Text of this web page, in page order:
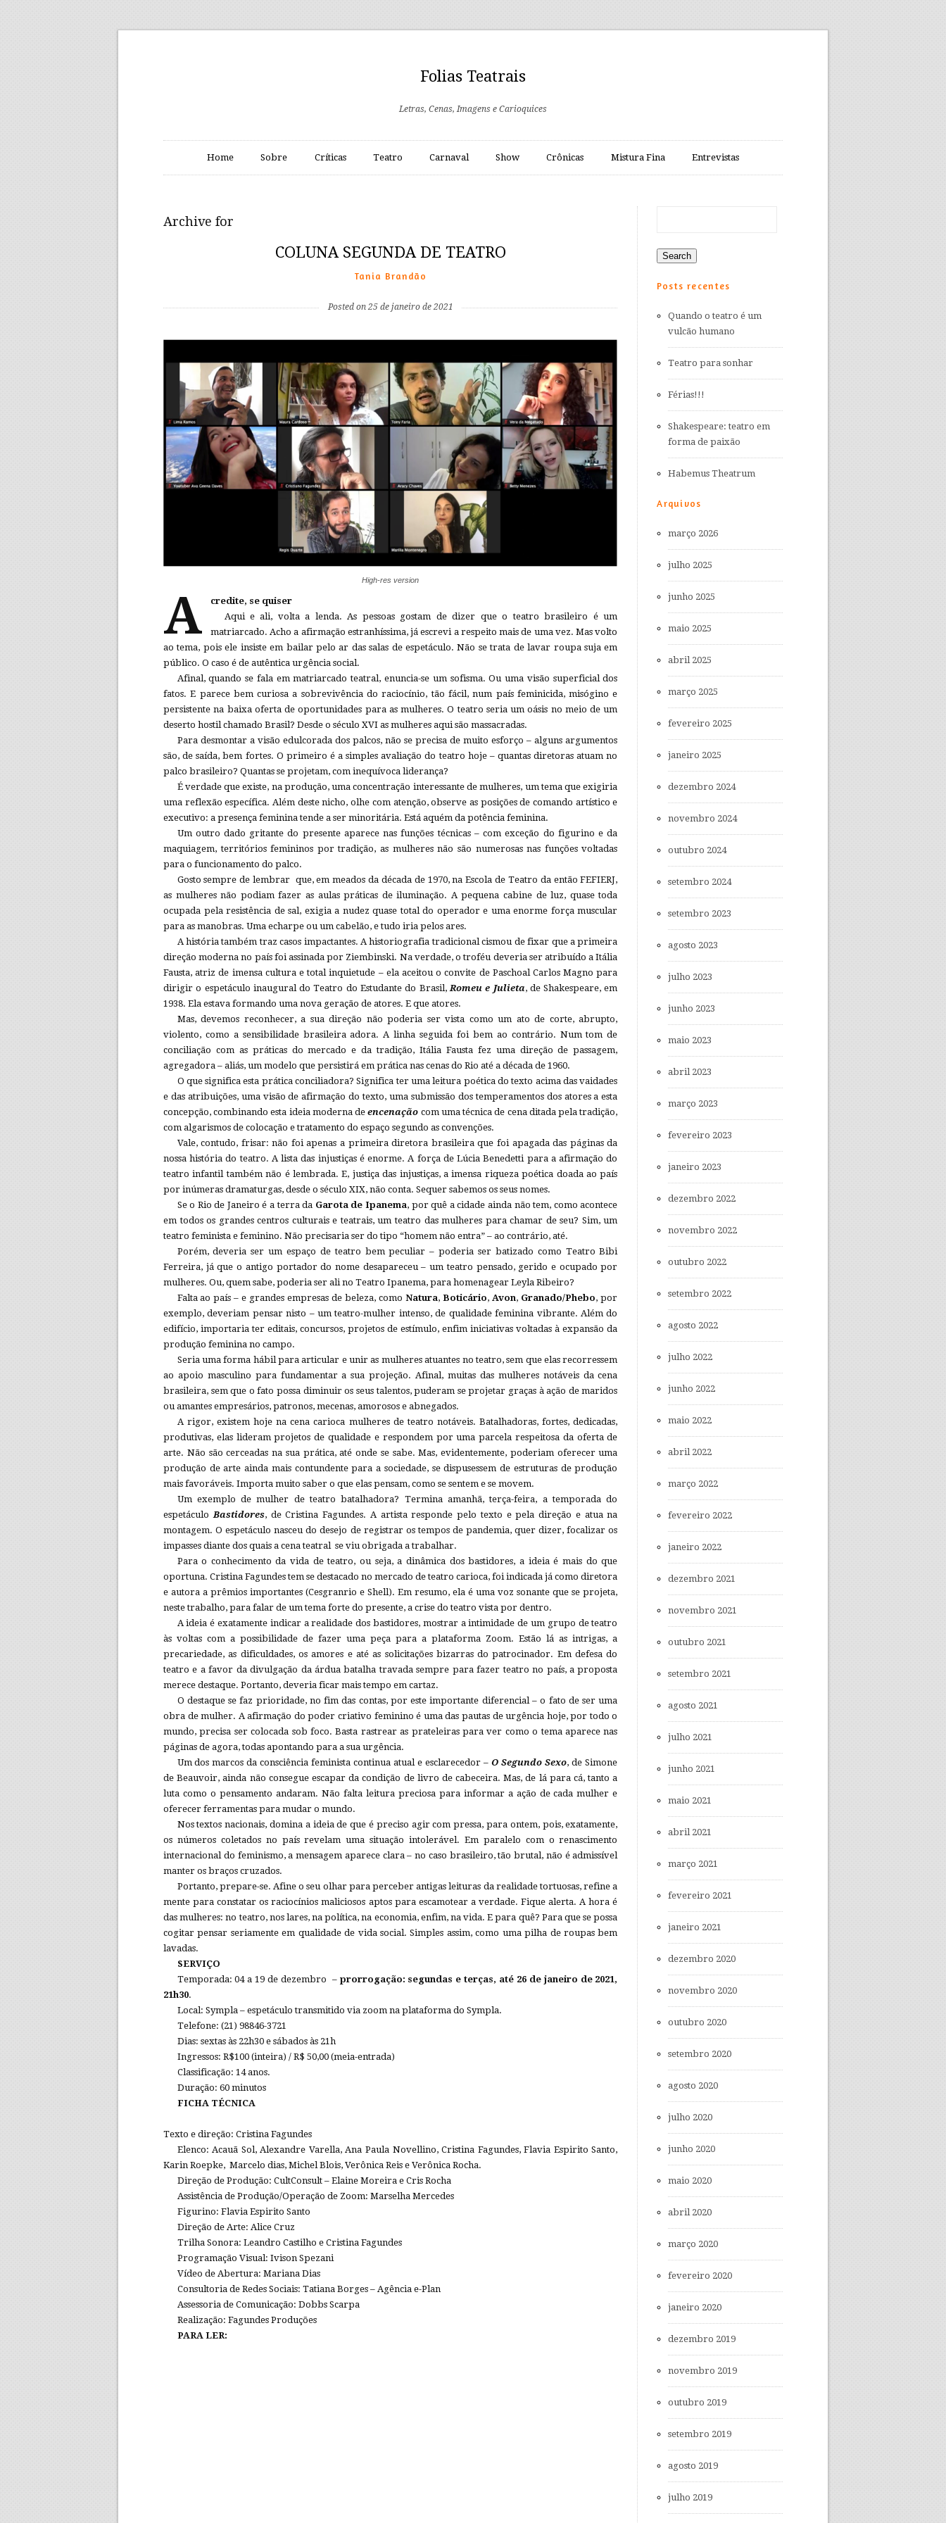
Folias Teatrais
Letras, Cenas, Imagens e Carioquices
Home Sobre Críticas Teatro Carnaval Show Crônicas Mistura Fina Entrevistas
Archive for
COLUNA SEGUNDA DE TEATRO
Tania Brandão
Posted on 25 de janeiro de 2021
High-res version
A
credite, se quiser
Aqui e ali, volta a lenda. As pessoas gostam de dizer que o teatro brasileiro é um
matriarcado. Acho a afirmação estranhíssima, já escrevi a respeito mais de uma vez. Mas volto
ao tema, pois ele insiste em bailar pelo ar das salas de espetáculo. Não se trata de lavar roupa suja em
público. O caso é de autêntica urgência social.
Afinal, quando se fala em matriarcado teatral, enuncia-se um sofisma. Ou uma visão superficial dos
fatos. E parece bem curiosa a sobrevivência do raciocínio, tão fácil, num país feminicida, misógino e
persistente na baixa oferta de oportunidades para as mulheres. O teatro seria um oásis no meio de um
deserto hostil chamado Brasil? Desde o século XVI as mulheres aqui são massacradas.
Para desmontar a visão edulcorada dos palcos, não se precisa de muito esforço – alguns argumentos
são, de saída, bem fortes. O primeiro é a simples avaliação do teatro hoje – quantas diretoras atuam no
palco brasileiro? Quantas se projetam, com inequívoca liderança?
É verdade que existe, na produção, uma concentração interessante de mulheres, um tema que exigiria
uma reflexão específica. Além deste nicho, olhe com atenção, observe as posições de comando artístico e
executivo: a presença feminina tende a ser minoritária. Está aquém da potência feminina.
Um outro dado gritante do presente aparece nas funções técnicas – com exceção do figurino e da
maquiagem, territórios femininos por tradição, as mulheres não são numerosas nas funções voltadas
para o funcionamento do palco.
Gosto sempre de lembrar que, em meados da década de 1970, na Escola de Teatro da então FEFIERJ,
as mulheres não podiam fazer as aulas práticas de iluminação. A pequena cabine de luz, quase toda
ocupada pela resistência de sal, exigia a nudez quase total do operador e uma enorme força muscular
para as manobras. Uma echarpe ou um cabelão, e tudo iria pelos ares.
A história também traz casos impactantes. A historiografia tradicional cismou de fixar que a primeira
direção moderna no país foi assinada por Ziembinski. Na verdade, o troféu deveria ser atribuído a Itália
Fausta, atriz de imensa cultura e total inquietude – ela aceitou o convite de Paschoal Carlos Magno para
dirigir o espetáculo inaugural do Teatro do Estudante do Brasil, Romeu e Julieta, de Shakespeare, em
1938. Ela estava formando uma nova geração de atores. E que atores.
Mas, devemos reconhecer, a sua direção não poderia ser vista como um ato de corte, abrupto,
violento, como a sensibilidade brasileira adora. A linha seguida foi bem ao contrário. Num tom de
conciliação com as práticas do mercado e da tradição, Itália Fausta fez uma direção de passagem,
agregadora – aliás, um modelo que persistirá em prática nas cenas do Rio até a década de 1960.
O que significa esta prática conciliadora? Significa ter uma leitura poética do texto acima das vaidades
e das atribuições, uma visão de afirmação do texto, uma submissão dos temperamentos dos atores a esta
concepção, combinando esta ideia moderna deencenação com uma técnica de cena ditada pela tradição,
com algarismos de colocação e tratamento do espaço segundo as convenções.
Vale, contudo, frisar: não foi apenas a primeira diretora brasileira que foi apagada das páginas da
nossa história do teatro. A lista das injustiças é enorme. A força de Lúcia Benedetti para a afirmação do
teatro infantil também não é lembrada. E, justiça das injustiças, a imensa riqueza poética doada ao país
por inúmeras dramaturgas, desde o século XIX, não conta. Sequer sabemos os seus nomes.
Se o Rio de Janeiro é a terra da Garota de Ipanema, por quê a cidade ainda não tem, como acontece
em todos os grandes centros culturais e teatrais, um teatro das mulheres para chamar de seu? Sim, um
teatro feminista e feminino. Não precisaria ser do tipo “homem não entra” – ao contrário, até.
Porém, deveria ser um espaço de teatro bem peculiar – poderia ser batizado como Teatro Bibi
Ferreira, já que o antigo portador do nome desapareceu – um teatro pensado, gerido e ocupado por
mulheres. Ou, quem sabe, poderia ser ali no Teatro Ipanema, para homenagear Leyla Ribeiro?
Falta ao país – e grandes empresas de beleza, comoNatura,Boticário, Avon, Granado/Phebo, por
exemplo, deveriam pensar nisto – um teatro-mulher intenso, de qualidade feminina vibrante. Além do
edifício, importaria ter editais, concursos, projetos de estímulo, enfim iniciativas voltadas à expansão da
produção feminina no campo.
Seria uma forma hábil para articular e unir as mulheres atuantes no teatro, sem que elas recorressem
ao apoio masculino para fundamentar a sua projeção. Afinal, muitas das mulheres notáveis da cena
brasileira, sem que o fato possa diminuir os seus talentos, puderam se projetar graças à ação de maridos
ou amantes empresários, patronos, mecenas, amorosos e abnegados.
A rigor, existem hoje na cena carioca mulheres de teatro notáveis. Batalhadoras, fortes, dedicadas,
produtivas, elas lideram projetos de qualidade e respondem por uma parcela respeitosa da oferta de
arte. Não são cerceadas na sua prática, até onde se sabe. Mas, evidentemente, poderiam oferecer uma
produção de arte ainda mais contundente para a sociedade, se dispusessem de estruturas de produção
mais favoráveis. Importa muito saber o que elas pensam, como se sentem e se movem.
Um exemplo de mulher de teatro batalhadora? Termina amanhã, terça-feira, a temporada do
espetáculo Bastidores, de Cristina Fagundes. A artista responde pelo texto e pela direção e atua na
montagem. O espetáculo nasceu do desejo de registrar os tempos de pandemia, quer dizer, focalizar os
impasses diante dos quais a cena teatral se viu obrigada a trabalhar.
Para o conhecimento da vida de teatro, ou seja, a dinâmica dos bastidores, a ideia é mais do que
oportuna. Cristina Fagundes tem se destacado no mercado de teatro carioca, foi indicada já como diretora
e autora a prêmios importantes (Cesgranrio e Shell). Em resumo, ela é uma voz sonante que se projeta,
neste trabalho, para falar de um tema forte do presente, a crise do teatro vista por dentro.
A ideia é exatamente indicar a realidade dos bastidores, mostrar a intimidade de um grupo de teatro
às voltas com a possibilidade de fazer uma peça para a plataforma Zoom. Estão lá as intrigas, a
precariedade, as dificuldades, os amores e até as solicitações bizarras do patrocinador. Em defesa do
teatro e a favor da divulgação da árdua batalha travada sempre para fazer teatro no país, a proposta
merece destaque. Portanto, deveria ficar mais tempo em cartaz.
O destaque se faz prioridade, no fim das contas, por este importante diferencial – o fato de ser uma
obra de mulher. A afirmação do poder criativo feminino é uma das pautas de urgência hoje, por todo o
mundo, precisa ser colocada sob foco. Basta rastrear as prateleiras para ver como o tema aparece nas
páginas de agora, todas apontando para a sua urgência.
Um dos marcos da consciência feminista continua atual e esclarecedor –O Segundo Sexo, de Simone
de Beauvoir, ainda não consegue escapar da condição de livro de cabeceira. Mas, de lá para cá, tanto a
luta como o pensamento andaram. Não falta leitura preciosa para informar a ação de cada mulher e
oferecer ferramentas para mudar o mundo.
Nos textos nacionais, domina a ideia de que é preciso agir com pressa, para ontem, pois, exatamente,
os números coletados no país revelam uma situação intolerável. Em paralelo com o renascimento
internacional do feminismo, a mensagem aparece clara – no caso brasileiro, tão brutal, não é admissível
manter os braços cruzados.
Portanto, prepare-se. Afine o seu olhar para perceber antigas leituras da realidade tortuosas, refine a
mente para constatar os raciocínios maliciosos aptos para escamotear a verdade. Fique alerta. A hora é
das mulheres: no teatro, nos lares, na política, na economia, enfim, na vida. E para quê? Para que se possa
cogitar pensar seriamente em qualidade de vida social. Simples assim, como uma pilha de roupas bem
lavadas.
SERVIÇO
Temporada: 04 a 19 de dezembro – prorrogação: segundas e terças, até 26 de janeiro de 2021,
21h30.
Local: Sympla – espetáculo transmitido via zoom na plataforma do Sympla.
Telefone: (21) 98846-3721
Dias: sextas às 22h30 e sábados às 21h
Ingressos: R$100 (inteira) / R$ 50,00 (meia-entrada)
Classificação: 14 anos.
Duração: 60 minutos
FICHA TÉCNICA
Texto e direção: Cristina Fagundes
Elenco: Acauã Sol, Alexandre Varella, Ana Paula Novellino, Cristina Fagundes, Flavia Espirito Santo,
Karin Roepke, Marcelo dias, Michel Blois, Verônica Reis e Verônica Rocha.
Direção de Produção: CultConsult – Elaine Moreira e Cris Rocha
Assistência de Produção/Operação de Zoom: Marselha Mercedes
Figurino: Flavia Espirito Santo
Direção de Arte: Alice Cruz
Trilha Sonora: Leandro Castilho e Cristina Fagundes
Programação Visual: Ivison Spezani
Vídeo de Abertura: Mariana Dias
Consultoria de Redes Sociais: Tatiana Borges – Agência e-Plan
Assessoria de Comunicação: Dobbs Scarpa
Realização: Fagundes Produções
PARA LER:
Posts recentes
Quando o teatro é um
vulcão humano
Teatro para sonhar
Férias!!!
Shakespeare: teatro em
forma de paixão
Habemus Theatrum
Arquivos
março 2026
julho 2025
junho 2025
maio 2025
abril 2025
março 2025
fevereiro 2025
janeiro 2025
dezembro 2024
novembro 2024
outubro 2024
setembro 2024
setembro 2023
agosto 2023
julho 2023
junho 2023
maio 2023
abril 2023
março 2023
fevereiro 2023
janeiro 2023
dezembro 2022
novembro 2022
outubro 2022
setembro 2022
agosto 2022
julho 2022
junho 2022
maio 2022
abril 2022
março 2022
fevereiro 2022
janeiro 2022
dezembro 2021
novembro 2021
outubro 2021
setembro 2021
agosto 2021
julho 2021
junho 2021
maio 2021
abril 2021
março 2021
fevereiro 2021
janeiro 2021
dezembro 2020
novembro 2020
outubro 2020
setembro 2020
agosto 2020
julho 2020
junho 2020
maio 2020
abril 2020
março 2020
fevereiro 2020
janeiro 2020
dezembro 2019
novembro 2019
outubro 2019
setembro 2019
agosto 2019
julho 2019